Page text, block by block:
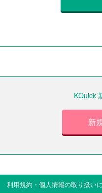
KQuick
新
利用規約・個人情報の取り扱い